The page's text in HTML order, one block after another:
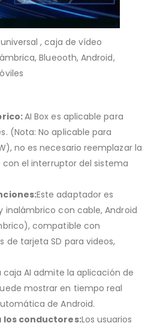
, caja de vídeo
Blueooth, Android,
AI Box es aplicable para
(Nota: No aplicable para
no es necesario reemplazar la
el interruptor del sistema
Este adaptador es
con cable, Android
compatible con
de tarjeta SD para videos,
caja AI admite la aplicación de
mostrar en tiempo real
de Android.
los conductores:Los usuarios